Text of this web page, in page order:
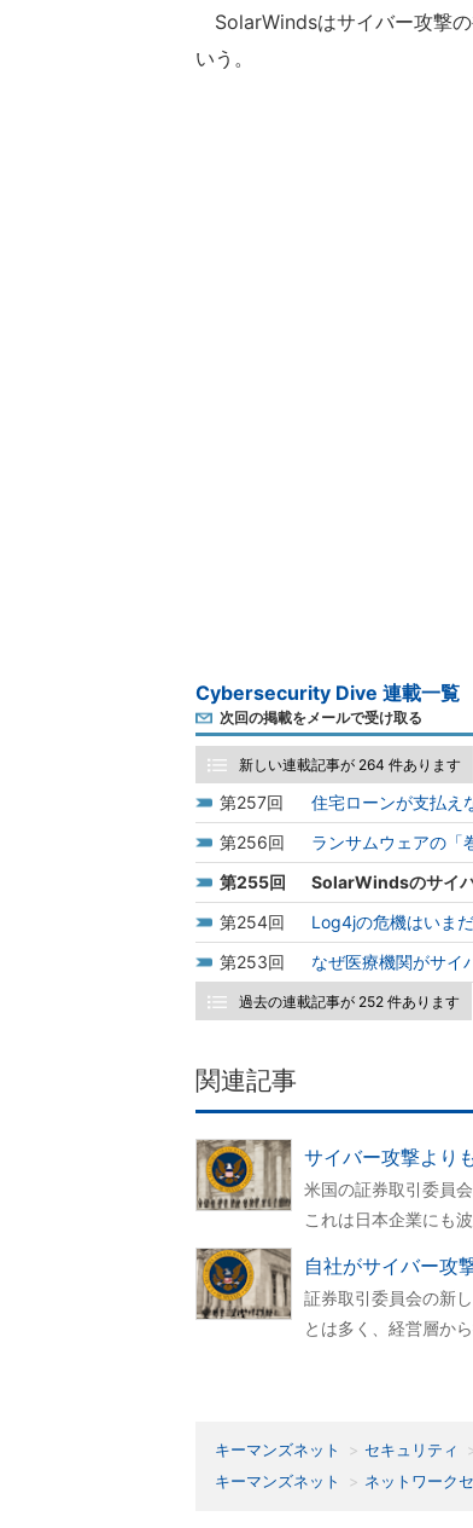
SolarWindsはサイバー攻撃
いう。
Cybersecurity Dive 連載一覧
次回の掲載をメールで受け取る
新しい連載記事が 264 件あります
257
住宅ローンが支払え
256
ランサムウェアの「
255
SolarWindsのサイ
254
Log4jの危機はいま
253
なぜ医療機関がサ
過去の連載記事が 252 件あります
関連記事
サイバー攻撃より
米国の証券取引委員
これは日本企業にも
自社がサイバー攻
証券取引委員会の新
とは多く、経営層か
キーマンズネット セキュリティ
キーマンズネット
ネットワーク